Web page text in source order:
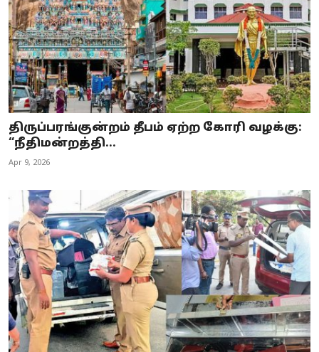
திருப்பரங்குன்றம் தீபம் ஏற்ற கோரி வழக்கு:
“நீதிமன்றத்தி...
Apr 9, 2026